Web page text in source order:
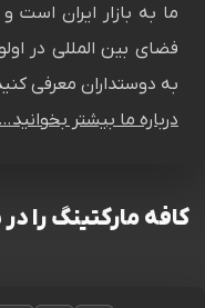
ما به بازار ایران است
فضای بین المللی در
به دوستداران معرفی
درباره ما بیشتر بخوانید…
کافه مارکتینگ را